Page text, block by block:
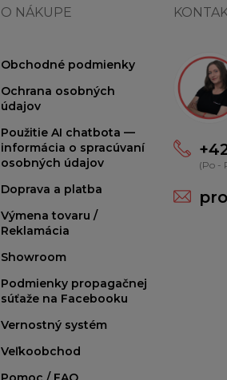
O NÁKUPE
Obchodné podmienky
Ochrana osobných
údajov
Použitie AI chatbota —
informácia o spracúvaní
osobných údajov
Doprava a platba
Výmena tovaru /
Reklamácia
Showroom
Podmienky propagačnej
súťaže na Facebooku
Vernostný systém
Veľkoobchod
(Po -